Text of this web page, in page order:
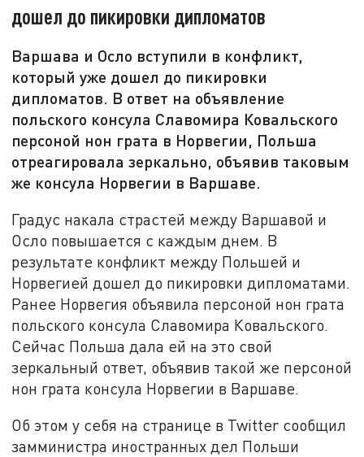
дошел до пикировки дипломатов
Варшава и Осло вступили в конфликт,
который уже дошел до пикировки
дипломатов. В ответ на объявление
польского консула Славомира Ковальского
персоной нон грата в Норвегии, Польша
отреагировала зеркально, объявив таковым
же консула Норвегии в Варшаве.
Градус накала страстей между Варшавой и
Осло повышается с каждым днем. В
результате конфликт между Польшей и
Норвегией дошел до пикировки дипломатами.
Ранее Норвегия объявила персоной нон грата
польского консула Славомира Ковальского.
Сейчас Польша дала ей на это свой
зеркальный ответ, объявив такой же персоной
нон грата консула Норвегии в Варшаве.
Об этом у себя на странице в Twitter сообщил
замминистра иностранных дел Польши